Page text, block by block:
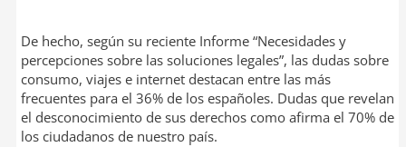
De hecho, según su reciente Informe “Necesidades y
percepciones sobre las soluciones legales”, las dudas sobre
consumo, viajes e internet destacan entre las más
frecuentes para el 36% de los españoles. Dudas que revelan
el desconocimiento de sus derechos como afirma el 70% de
los ciudadanos de nuestro país.